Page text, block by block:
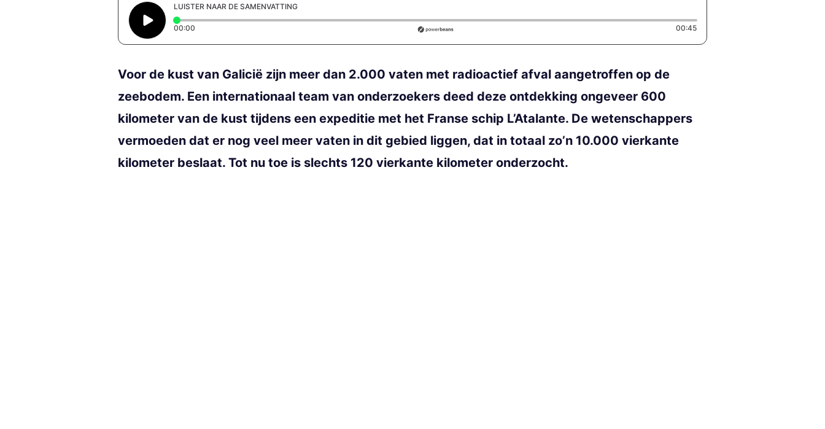
LUISTER NAAR DE SAMENVATTING
00:00 00:45Duration: 45 seconds
Voor de kust van Galicië zijn meer dan 2.000 vaten met radioactief afval aangetroffen op de
zeebodem. Een internationaal team van onderzoekers deed deze ontdekking ongeveer 600
kilometer van de kust tijdens een expeditie met het Franse schip L’Atalante. De wetenschappers
vermoeden dat er nog veel meer vaten in dit gebied liggen, dat in totaal zo’n 10.000 vierkante
kilometer beslaat. Tot nu toe is slechts 120 vierkante kilometer onderzocht.